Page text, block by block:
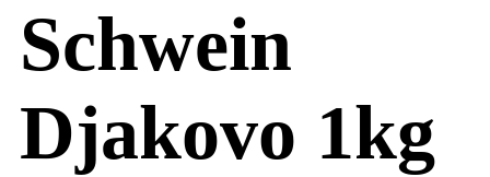
Schwein
Djakovo 1kg